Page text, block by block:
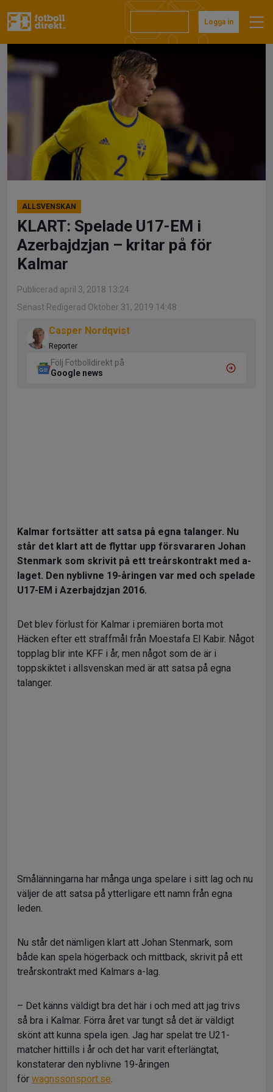
till
Logga in
ALLSVENSKAN
KLART: Spelade U17-EM i
Azerbajdzjan – kritar på för
Kalmar
Publicerad april 3, 2018 13:24
Senast Redigerad Oktober 31, 2019 14:48
Casper Nordqvist
Reporter
Följ Fotbolldirekt på
Google news
Kalmar fortsätter att satsa på egna talanger. Nu
står det klart att de flyttar upp försvararen Johan
Stenmark som skrivit på ett treårskontrakt med a-
laget. Den nyblivne 19-åringen var med och spelade
U17-EM i Azerbajdzjan 2016.
Det blev förlust för Kalmar i premiären borta mot
Häcken efter ett straffmål från Moestafa El Kabir. Något
topplag blir inte KFF i år, men något som de är i
toppskiktet i allsvenskan med är att satsa på egna
talanger.
Smålänningarna har många unga spelare i sitt lag och nu
väljer de att satsa på ytterligare ett namn från egna
leden.
Nu står det nämligen klart att Johan Stenmark, som
både kan spela högerback och mittback, skrivit på ett
treårskontrakt med Kalmars a-lag.
– Det känns väldigt bra det här i och med att jag trivs
så bra i Kalmar. Förra året var tungt så det är väldigt
skönt att kunna spela igen. Jag har spelat tre U21-
matcher hittills i år och det har varit efterlängtat,
konstaterar den nyblivne 19-åringen
för wagnssonsport.se.